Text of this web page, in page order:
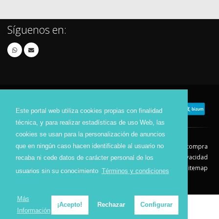
Este portal web utiliza cookies propias con finalidad
técnica, y para realizar estadísticas de uso Web, las
cookies se usan para la personalización de anuncios
que en ningún caso hacen identificable al usuario no
recaba ni cede datos de carácter personal de los
usuarios sin su conocimiento Términos y condiciones
Más
Información
¡Acepto! Rechazar Configurar
Síguenos en:
Contacto Aviso Legal
Condiciones de compra
Política de envíos
Política de devolución
Política de Privacidad
Política de Cookies
Sitemap